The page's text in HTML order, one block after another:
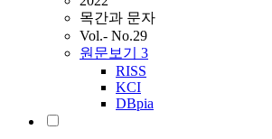
목간과 문자
Vol.- No.29
원문보기 3
RISS
KCI
DBpia